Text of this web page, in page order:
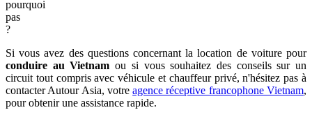
pourquoi
pas
?
Si vous avez des questions concernant la location de voiture pour
conduire au Vietnam ou si vous souhaitez des conseils sur un
circuit tout compris avec véhicule et chauffeur privé, n'hésitez pas à
contacter Autour Asia, votreagence réceptive francophone Vietnam,
pour obtenir une assistance rapide.